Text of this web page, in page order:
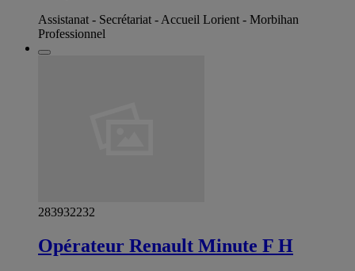
Assistanat - Secrétariat - Accueil Lorient - Morbihan
Professionnel
283932232
Opérateur Renault Minute F H